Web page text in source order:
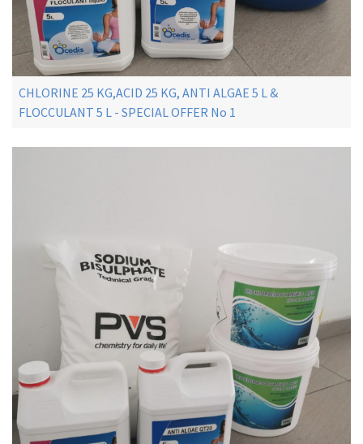
CHLORINE 25 KG,ACID 25 KG, ANTI ALGAE 5 L &
FLOCCULANT 5 L - SPECIAL OFFER No 1